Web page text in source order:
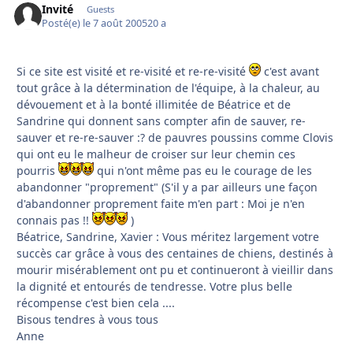
Invité Guests
Posté(e) le 7 août 200520 a
Si ce site est visité et re-visité et re-re-visité
c'est avant
tout grâce à la détermination de l'équipe, à la chaleur, au
dévouement et à la bonté illimitée de Béatrice et de
Sandrine qui donnent sans compter afin de sauver, re-
sauver et re-re-sauver :? de pauvres poussins comme Clovis
qui ont eu le malheur de croiser sur leur chemin ces
pourris
qui n'ont même pas eu le courage de les
abandonner "proprement" (S'il y a par ailleurs une façon
d'abandonner proprement faite m'en part : Moi je n'en
connais pas !!
)
Béatrice, Sandrine, Xavier : Vous méritez largement votre
succès car grâce à vous des centaines de chiens, destinés à
mourir misérablement ont pu et continueront à vieillir dans
la dignité et entourés de tendresse. Votre plus belle
récompense c'est bien cela ....
Bisous tendres à vous tous
Anne